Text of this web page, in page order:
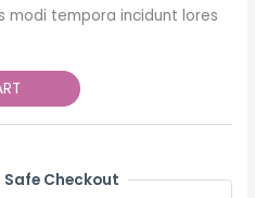
modi tempora incidunt lores
Checkout